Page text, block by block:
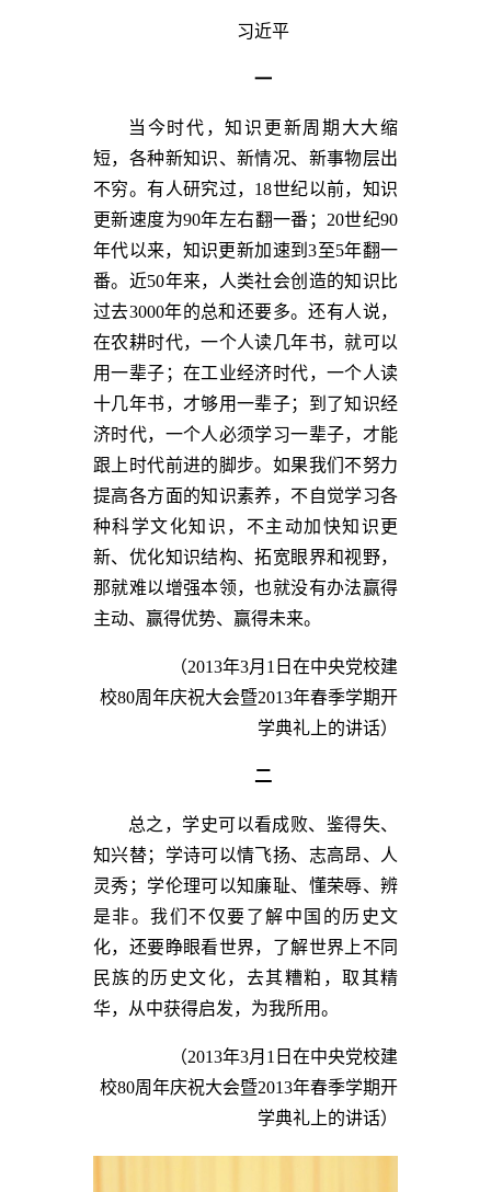
习近平
一
当今时代，知识更新周期大大缩
短，各种新知识、新情况、新事物层出
不穷。有人研究过，18世纪以前，知识
更新速度为90年左右翻一番；20世纪90
年代以来，知识更新加速到3至5年翻一
番。近50年来，人类社会创造的知识比
过去3000年的总和还要多。还有人说，
在农耕时代，一个人读几年书，就可以
用一辈子；在工业经济时代，一个人读
十几年书，才够用一辈子；到了知识经
济时代，一个人必须学习一辈子，才能
跟上时代前进的脚步。如果我们不努力
提高各方面的知识素养，不自觉学习各
种科学文化知识，不主动加快知识更
新、优化知识结构、拓宽眼界和视野，
那就难以增强本领，也就没有办法赢得
主动、赢得优势、赢得未来。
（2013年3月1日在中央党校建
校80周年庆祝大会暨2013年春季学期开
学典礼上的讲话）
二
总之，学史可以看成败、鉴得失、
知兴替；学诗可以情飞扬、志高昂、人
灵秀；学伦理可以知廉耻、懂荣辱、辨
是非。我们不仅要了解中国的历史文
化，还要睁眼看世界，了解世界上不同
民族的历史文化，去其糟粕，取其精
华，从中获得启发，为我所用。
（2013年3月1日在中央党校建
校80周年庆祝大会暨2013年春季学期开
学典礼上的讲话）